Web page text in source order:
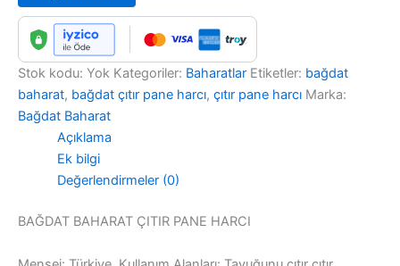
Stok kodu: Yok Kategoriler: Baharatlar Etiketler: bağdat
baharat, bağdat çıtır pane harcı, çıtır pane harcı Marka:
Bağdat Baharat
Açıklama
Ek bilgi
Değerlendirmeler (0)
BAĞDAT BAHARAT ÇITIR PANE HARCI